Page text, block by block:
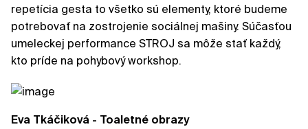
repetícia gesta to všetko sú elementy, ktoré budeme
potrebovať na zostrojenie sociálnej mašiny. Súčasťou
umeleckej performance STROJ sa môže stať každý,
kto príde na pohybový workshop.
Eva Tkáčiková - Toaletné obrazy